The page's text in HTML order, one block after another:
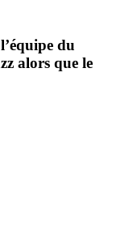
du
alors que le